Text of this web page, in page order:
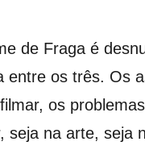
de Fraga é
entre os três. Os
os
seja na arte, seja